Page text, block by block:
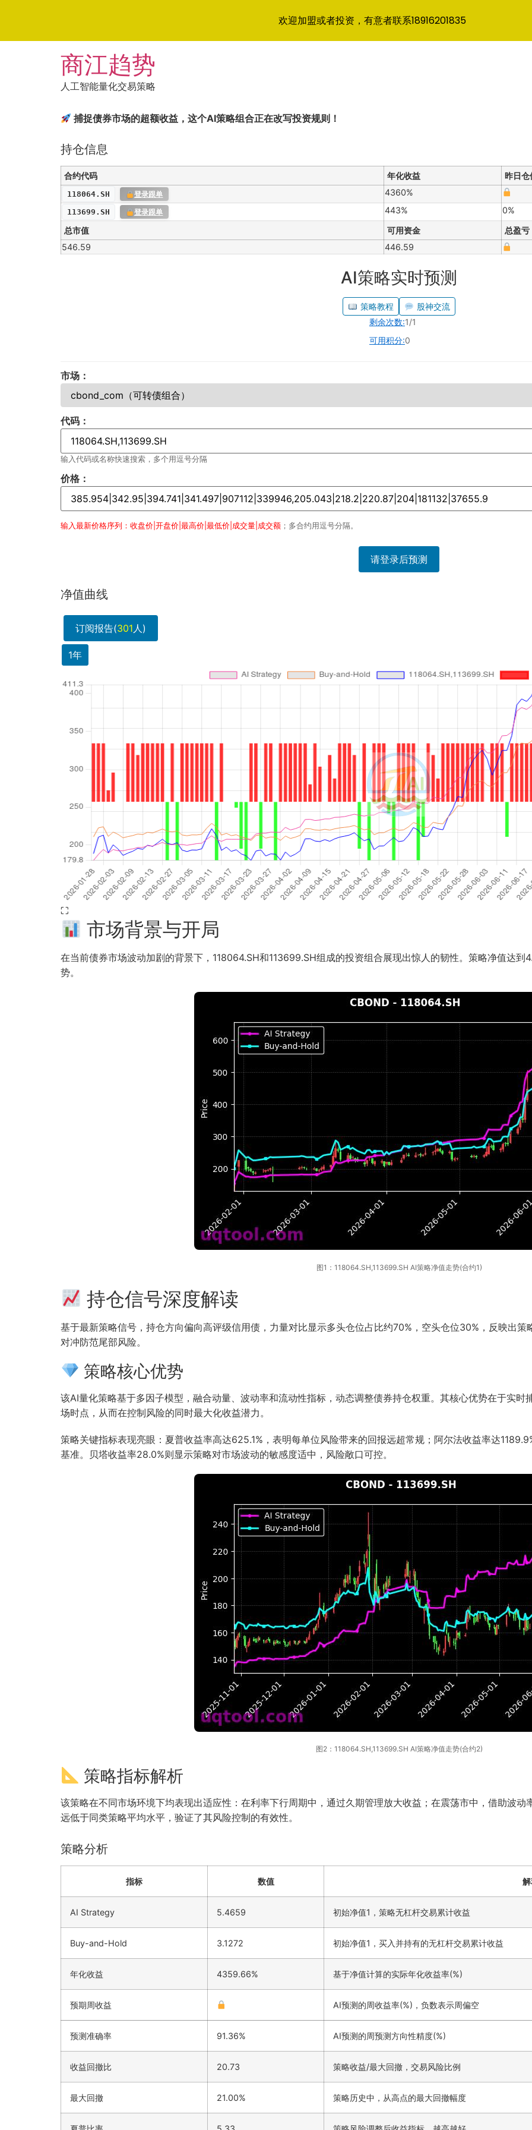
商江趋势
人工智能量化交易策略
捕捉债券市场的超额收益，这个AI策略组合正在改写投资规则！
持仓信息
合约代码 年化收益 昨日仓
118064.SH 登录跟单 4360%
113699.SH 登录跟单 443%
0%
总市值
可用资金
总盈亏
546.59
446.59
AI策略实时预测
策略教程
股神交流
剩余次数:1/1
可用积分:0
市场：
代码：
输入代码或名称快速搜索，多个用逗号分隔
价格：
输入最新价格序列：收盘价|开盘价|最高价|最低价|成交量|成交额 ；多合约用逗号分隔。
请登录后预测
净值曲线
订阅报告(301人)
1年
⛶
市场背景与开局
在当前债券市场波动加剧的背景下，118064.SH和113699.SH组成的投资组合展现出惊人的韧性。策略净值达
势。
图1：118064.SH,113699.SH AI策略净值走势(合约1)
持仓信号深度解读
基于最新策略信号，持仓方向偏向高评级信用债，力量对比显示多头仓位占比约70%，空头仓位30%，反映出
对冲防范尾部风险。
策略核心优势
该AI量化策略基于多因子模型，融合动量、波动率和流动性指标，动态调整债券持仓权重。其核心优势在于实
场时点，从而在控制风险的同时最大化收益潜力。
策略关键指标表现亮眼：夏普收益率高达625.1%，表明每单位风险带来的回报远超常规；阿尔法收益率达
基准。贝塔收益率28.0%则显示策略对市场波动的敏感度适中，风险敞口可控。
图2：118064.SH,113699.SH AI策略净值走势(合约2)
策略指标解析
该策略在不同市场环境下均表现出适应性：在利率下行周期中，通过久期管理放大收益；在震荡市中，借助波
远低于同类策略平均水平，验证了其风险控制的有效性。
策略分析
指标 数值
AI Strategy 5.4659 初始净值1，策略无杠杆交易累计收益
Buy-and-Hold 3.1272 初始净值1，买入并持有的无杠杆交易累计收益
年化收益 4359.66% 基于净值计算的实际年化收益率(%)
预期周收益 AI预测的周收益率(%)，负数表示周偏空
预测准确率 91.36% AI预测的周预测方向性精度(%)
收益回撤比 20.73 策略收益/最大回撤，交易风险比例
最大回撤 21.00% 策略历史中，从高点的最大回撤幅度
欢迎加盟或者投资，有意者联系18916201835